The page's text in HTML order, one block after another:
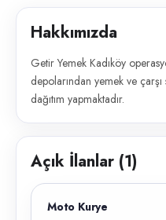
Hakkımızda
Getir Yemek Kadıköy
depolarından yemek ve
dağıtım yapmaktadır.
Açık İlanlar (1)
Moto Kurye